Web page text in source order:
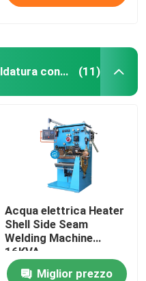
Macchina laterale della saldatura continua (11)
Acqua elettrica Heater
Shell Side Seam
Welding Machine
16KVA
Miglior prezzo